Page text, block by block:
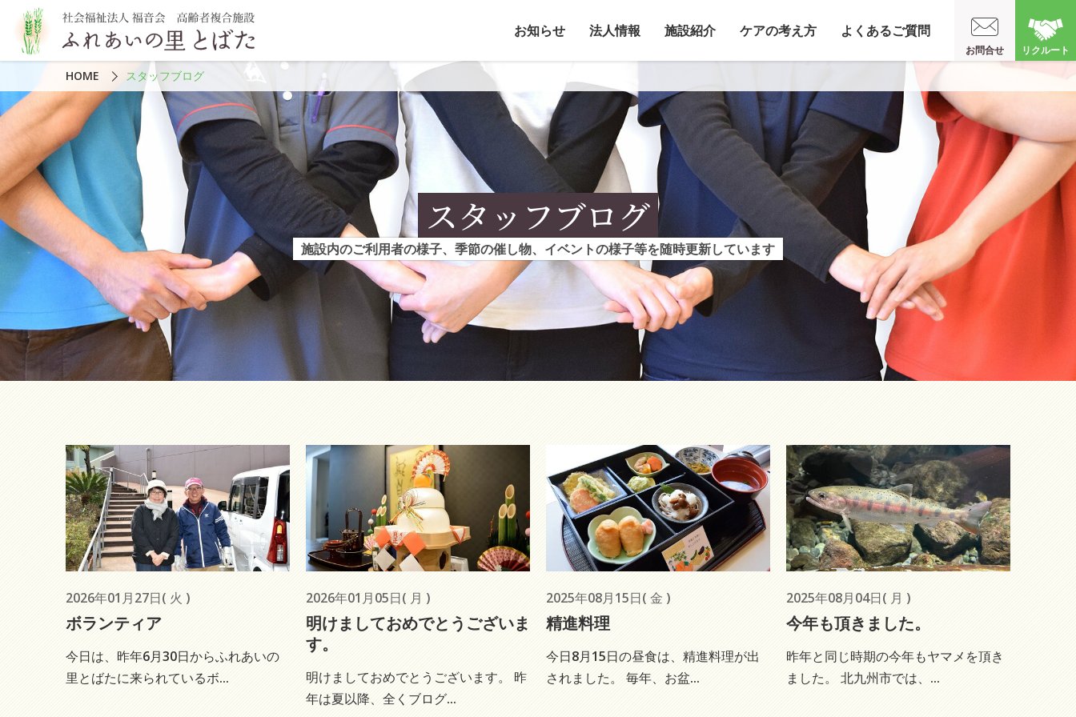
お知らせ 法人情報 施設紹介 ケアの考え方 よくあるご質問
お問合せ リクルート
HOME スタッフブログ
スタッフブログ
施設内のご利用者の様子、季節の催し物、イベントの様子等を随時更新しています
2026年01月27日( 火 )
ボランティア
今日は、昨年6月30日からふれあいの
里とばたに来られているボ...
2026年01月05日( 月 )
明けましておめでとうございま
す。
明けましておめでとうございます。 昨
年は夏以降、全くブログ...
2025年08月15日( 金 )
精進料理
今日8月15日の昼食は、精進料理が出
されました。 毎年、お盆...
2025年08月04日( 月 )
今年も頂きました。
昨年と同じ時期の今年もヤマメを頂き
ました。 北九州市では、...